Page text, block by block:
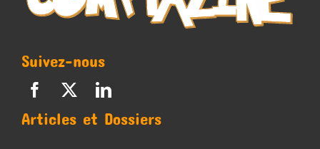
Suivez-nous
Articles et Dossiers